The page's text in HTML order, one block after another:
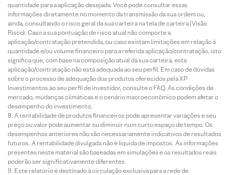
quantidade para a aplicação desejada. Você pode consultar essas
informações diretamente no momento da transmissão da sua ordem ou,
ainda, consultando o risco geral da sua carteira na tela de carteira (Visão
Risco). Caso a sua pontuação de risco atual não comporte a
aplicação/contratação pretendida, ou caso existam limitações em relação à
quantidade e/ou volume financeiro para a referida aplicação/contratação, isto
significa que, com base na composição atual da sua carteira, esta
aplicação/contratação não está adequada ao seu perfil. Em caso de dúvidas
sobre o processo de adequação dos produtos oferecidos pela XP
Investimentos ao seu perfil de investidor, consulte o FAQ. As condições de
mercado, mudanças climáticas e o cenário macroeconômico podem afetar o
desempenho do investimento.
A rentabilidade de produtos financeiros pode apresentar variações e seu
preço ou valor pode aumentar ou diminuir num curto espaço de tempo. Os
desempenhos anteriores não são necessariamente indicativos de resultados
futuros. A rentabilidade divulgada não é líquida de impostos. As informações
presentes neste material são baseadas em simulações e os resultados reais
poderão ser significativamente diferentes.
Este relatório é destinado à circulação exclusiva para a rede de